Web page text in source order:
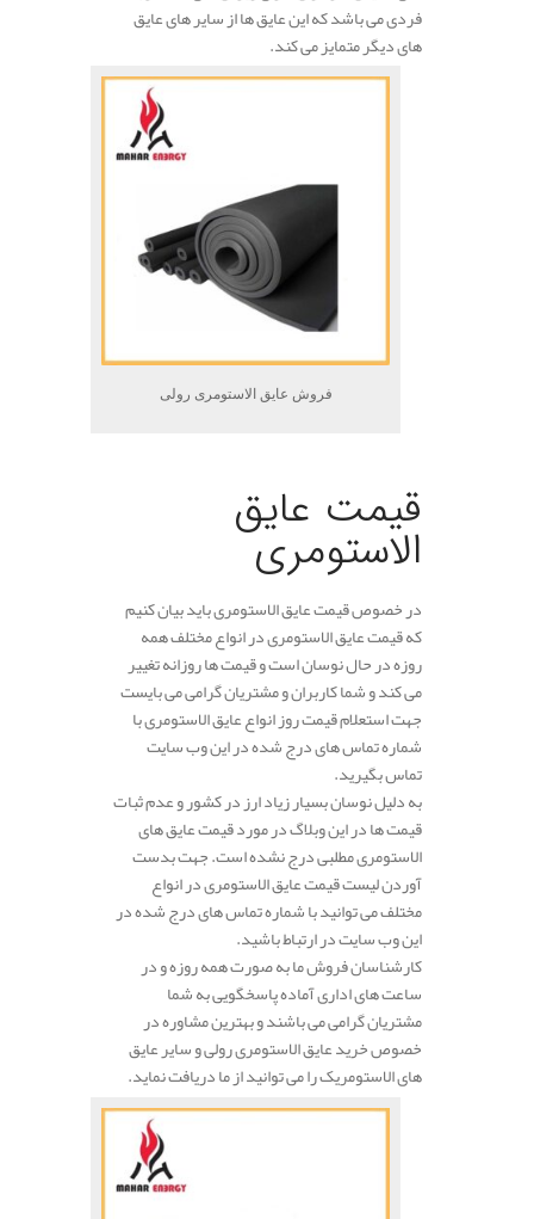
فردی می باشد که این عایق ها از سایر های عایق
های دیگر متمایز می کند.
فروش عایق الاستومری رولی
قیمت عایق
الاستومری
در خصوص قیمت عایق الاستومری باید بیان کنیم
که قیمت عایق الاستومری در انواع مختلف همه
روزه در حال نوسان است و قیمت ها روزانه تغییر
می کند و شما کاربران و مشتریان گرامی می بایست
جهت استعلام قیمت روز انواع عایق الاستومری با
شماره تماس های درج شده در این وب سایت
تماس بگیرید.
به دلیل نوسان بسیار زیاد ارز در کشور و عدم ثبات
قیمت ها در این وبلاگ در مورد قیمت عایق های
الاستومری مطلبی درج نشده است. جهت بدست
آوردن لیست قیمت عایق الاستومری در انواع
مختلف می توانید با شماره تماس های درج شده در
این وب سایت در ارتباط باشید.
کارشناسان فروش ما به صورت همه روزه و در
ساعت های اداری آماده پاسخگویی به شما
مشتریان گرامی می باشند و بهترین مشاوره در
خصوص خرید عایق الاستومری رولی و سایر عایق
های الاستومریک را می توانید از ما دریافت نماید.